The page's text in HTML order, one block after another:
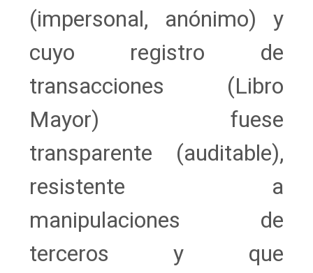
(impersonal, anónimo) y
cuyo registro de
transacciones (Libro
Mayor) fuese
transparente (auditable),
resistente a
manipulaciones de
terceros y que